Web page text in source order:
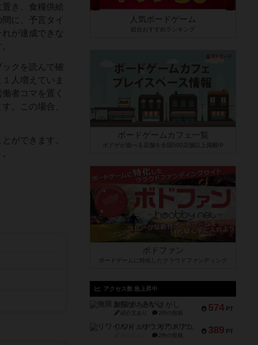
き、食糧供給
に、予言タイ
が達成できな
クを読んで確
人増えていま
者コマを置く
。この場合、
ができます。
人気ボードゲーム
総合おすすめランキング
ボードゲームカフェ一覧
ボドゲが遊べる店舗を全国500店舗以上掲載中
ボドファン
ボードゲームに特化したクラウドファンディング
アクセス数 急上昇中
574 PT
無限まちがいさがし
紹介文あり 2件の投稿
389 PT
リワイルド：サウスアメリカ
2件の投稿